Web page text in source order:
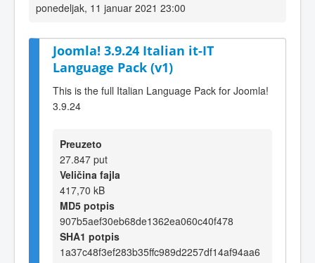
ponedeljak, 11 januar 2021 23:00
Joomla! 3.9.24 Italian it-IT
Language Pack (v1)
This is the full Italian Language Pack for Joomla!
3.9.24
Preuzeto
27.847 put
Veličina fajla
417,70 kB
MD5 potpis
907b5aef30eb68de1362ea060c40f478
SHA1 potpis
1a37c48f3ef283b35ffc989d2257df14af94aa6